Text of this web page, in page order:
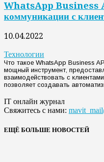
WhatsApp Business
коммуникации с
10.04.2022
Технологии
Что такое WhatsApp Business
мощный инструмент,
взаимодействовать с
позволяет создавать
IT онлайн журнал
Свяжитесь с нами:
ЕЩЁ БОЛЬШЕ НОВОСТЕЙ